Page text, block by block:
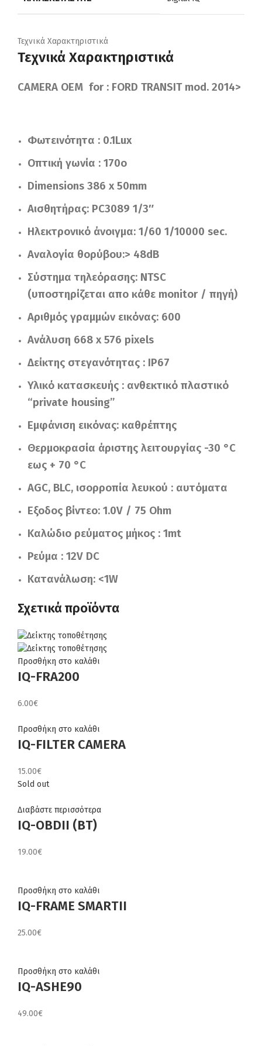
Τεχνικά Χαρακτηριστικά
Τεχνικά Χαρακτηριστικά
CAMERA OEM for : FORD TRANSIT mod. 2014>
Φωτεινότητα : 0.1Lux
Οπτική γωνία : 170o
Dimensions 386 x 50mm
Αισθητήρας: PC3089 1/3″
Ηλεκτρονικό άνοιγμα: 1/60 1/10000 sec.
Αναλογία θορύβου:> 48dB
Σύστημα τηλεόρασης: NTSC
(υποστηρίζεται απο κάθε monitor / πηγή)
Αριθμός γραμμών εικόνας: 600
Ανάλυση 668 x 576 pixels
Δείκτης στεγανότητας : IP67
Υλικό κατασκευής : ανθεκτικό πλαστικό
“private housing”
Εμφάνιση εικόνας: καθρέπτης
Θερμοκρασία άριστης λειτουργίας -30 °C
εως + 70 °C
AGC, BLC, ισορροπία λευκού : αυτόματα
Εξοδος βίντεο: 1.0V / 75 Ohm
Καλώδιο ρεύματος μήκος : 1mt
Ρεύμα : 12V DC
Κατανάλωση: <1W
Σχετικά προϊόντα
Προσθήκη στο καλάθι
IQ-FRA200
6.00€
Προσθήκη στο καλάθι
IQ-FILTER CAMERA
15.00€
Sold out
Διαβάστε περισσότερα
IQ-OBDII (BT)
19.00€
Προσθήκη στο καλάθι
IQ-FRAME SMARTII
25.00€
Προσθήκη στο καλάθι
IQ-ASHE90
49.00€